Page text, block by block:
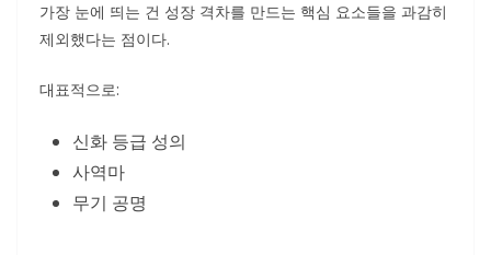
가장 눈에 띄는 건 성장 격차를 만드는 핵심 요소들을 과감히
제외했다는 점이다.
대표적으로:
신화 등급 성의
사역마
무기 공명